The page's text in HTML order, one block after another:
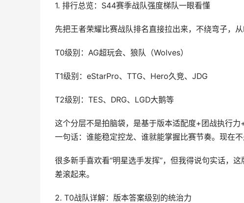
1. 排行总览：S44赛季战队强度梯队一眼看懂
先把王者荣耀比赛战队排名直接拉出来，不绕弯子，
T0级别：AG超玩会、狼队（Wolves）
T1级别：eStarPro、TTG、Hero久竞、JDG
T2级别：TES、DRG、LGD大鹅等
这个分层不是拍脑袋，是基于版本适配度+团战执行
一句话：谁能稳定控龙、谁就能掌握比赛节奏。现在
很多新手喜欢看“明星选手发挥”，但我得说句实话，
差滚起来。
2. T0战队详解：版本答案级别的统治力